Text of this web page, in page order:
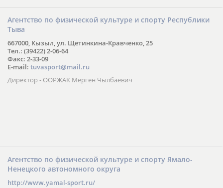
Агентство по физической культуре и спорту Республики
Тыва
667000, Кызыл, ул. Щетинкина-Кравченко, 25
Тел.: (39422) 2-06-64
Факс: 2-33-09
E-mail: tuvasport@mail.ru
Директор - ООРЖАК Мерген Чылбаевич
Агентство по физической культуре и спорту Ямало-
Ненецкого автономного округа
http://www.yamal-sport.ru/